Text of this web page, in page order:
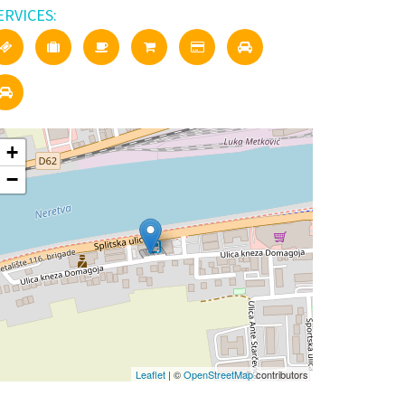
+
−
Leaflet | ©OpenStreetMapcontributors